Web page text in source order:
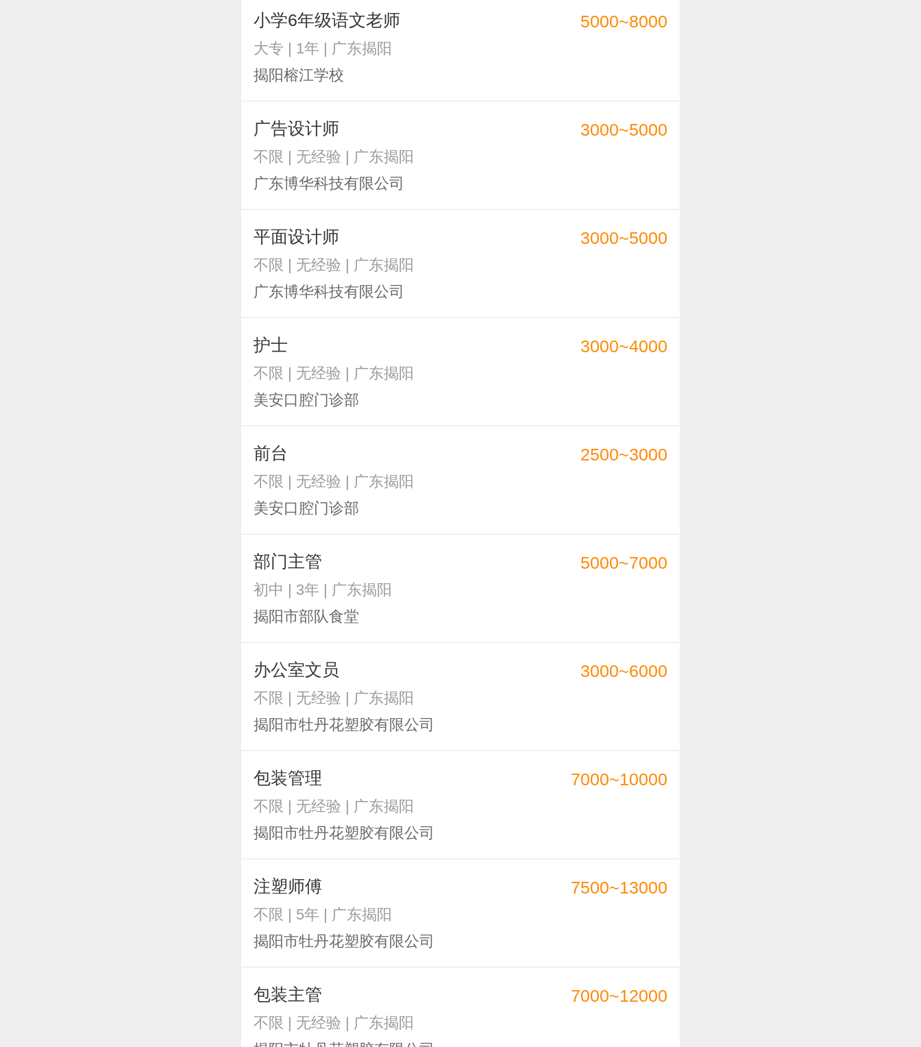
小学6年级语文老师
大专 | 1年 | 广东揭阳
揭阳榕江学校
5000~8000
广告设计师
不限 | 无经验 | 广东揭阳
广东博华科技有限公司
3000~5000
平面设计师
不限 | 无经验 | 广东揭阳
广东博华科技有限公司
3000~5000
护士
不限 | 无经验 | 广东揭阳
美安口腔门诊部
3000~4000
前台
不限 | 无经验 | 广东揭阳
美安口腔门诊部
2500~3000
部门主管
初中 | 3年 | 广东揭阳
揭阳市部队食堂
5000~7000
办公室文员
不限 | 无经验 | 广东揭阳
揭阳市牡丹花塑胶有限公司
3000~6000
包装管理
不限 | 无经验 | 广东揭阳
揭阳市牡丹花塑胶有限公司
7000~10000
注塑师傅
不限 | 5年 | 广东揭阳
揭阳市牡丹花塑胶有限公司
7500~13000
包装主管
不限 | 无经验 | 广东揭阳
7000~12000